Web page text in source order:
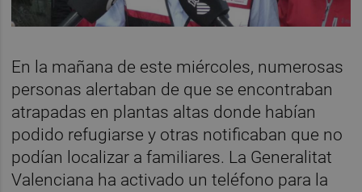
En la mañana de este miércoles, numerosas
personas alertaban de que se encontraban
atrapadas en plantas altas donde habían
podido refugiarse y otras notificaban que no
podían localizar a familiares. La Generalitat
Valenciana ha activado un teléfono para la